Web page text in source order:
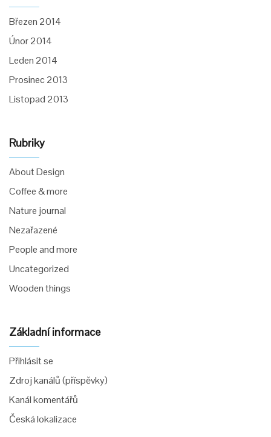
Březen 2014
Únor 2014
Leden 2014
Prosinec 2013
Listopad 2013
Rubriky
About Design
Coffee & more
Nature journal
Nezařazené
People and more
Uncategorized
Wooden things
Základní informace
Přihlásit se
Zdroj kanálů (příspěvky)
Kanál komentářů
Česká lokalizace